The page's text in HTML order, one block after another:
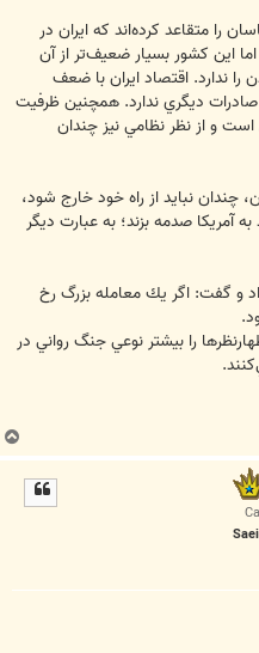
را متقاعد كرده‌اند كه ايران در
اين كشور بسيار ضعيف‌تر از آن
ندارد. اقتصاد ايران با ضعف
ديگري ندارد. همچنين ظرفيت
و از نظر نظامي نيز چندان
چندان نبايد از راه خود خارج شود،
آمريكا صدمه بزند؛ به عبارت ديگر
و گفت: اگر يك معامله بزرگ رخ
را بيشتر نوعي جنگ رواني در
ب
ا